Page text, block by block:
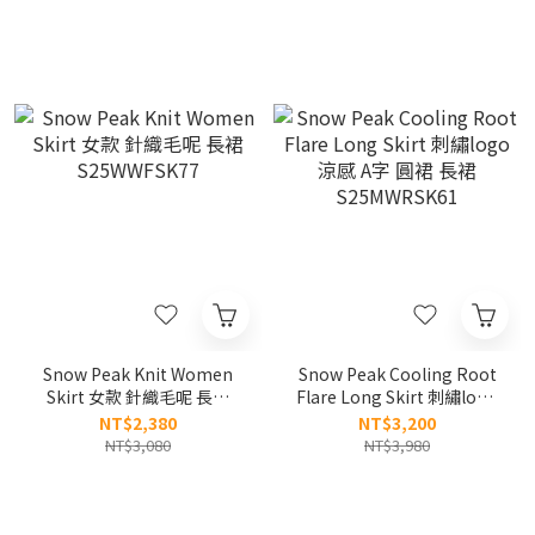
Snow Peak Knit Women
Skirt 女款 針織毛呢 長裙
S25WWFSK77
NT$2,380
NT$3,080
Snow Peak Cooling Root
Flare Long Skirt 刺繡logo
涼感 A字 圓裙 長裙
S25MWRSK61
NT$3,200
NT$3,980